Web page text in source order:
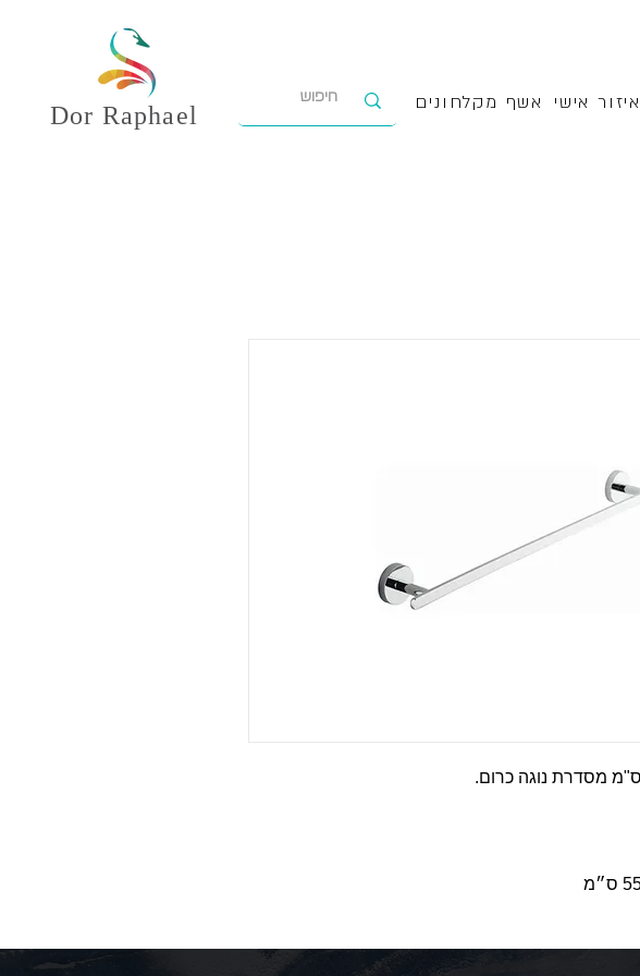
Dor Raphael איזור אישי אשף מקלחונים